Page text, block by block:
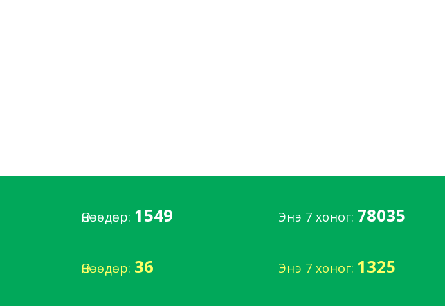
Өнөөдөр: 1549 Энэ 7 хоног: 78035
Өнөөдөр: 36 Энэ 7 хоног: 1325